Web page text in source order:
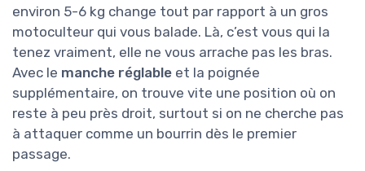
environ 5-6 kg change tout par rapport à un gros
motoculteur qui vous balade. Là, c’est vous qui la
tenez vraiment, elle ne vous arrache pas les bras.
Avec le manche réglable et la poignée
supplémentaire, on trouve vite une position où on
reste à peu près droit, surtout si on ne cherche pas
à attaquer comme un bourrin dès le premier
passage.